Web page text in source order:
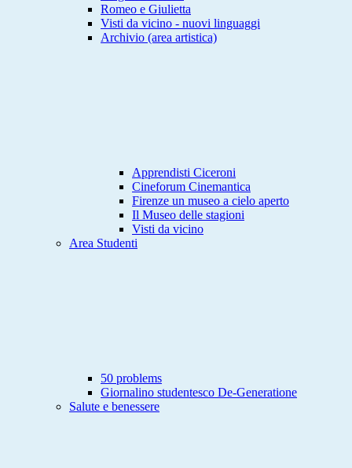
Romeo e Giulietta
Visti da vicino - nuovi linguaggi
Archivio (area artistica)
Apprendisti Ciceroni
Cineforum Cinemantica
Firenze un museo a cielo aperto
Il Museo delle stagioni
Visti da vicino
Area Studenti
50 problems
Giornalino studentesco De-Generatione
Salute e benessere